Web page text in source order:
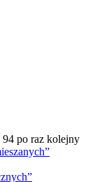
94 po raz kolejny